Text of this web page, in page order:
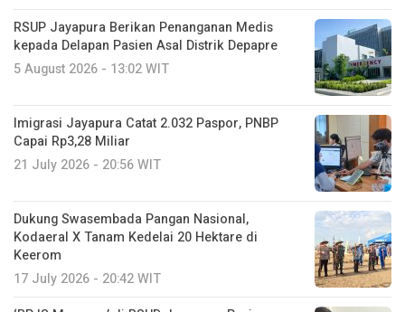
RSUP Jayapura Berikan Penanganan Medis
kepada Delapan Pasien Asal Distrik Depapre
5 August 2026 - 13:02 WIT
Imigrasi Jayapura Catat 2.032 Paspor, PNBP
Capai Rp3,28 Miliar
21 July 2026 - 20:56 WIT
Dukung Swasembada Pangan Nasional,
Kodaeral X Tanam Kedelai 20 Hektare di
Keerom
17 July 2026 - 20:42 WIT